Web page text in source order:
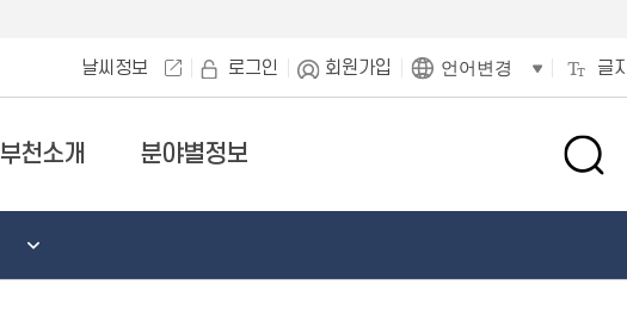
날씨정보 로그인 회원가입 언어변경 글
부천소개 분야별정보
검
창